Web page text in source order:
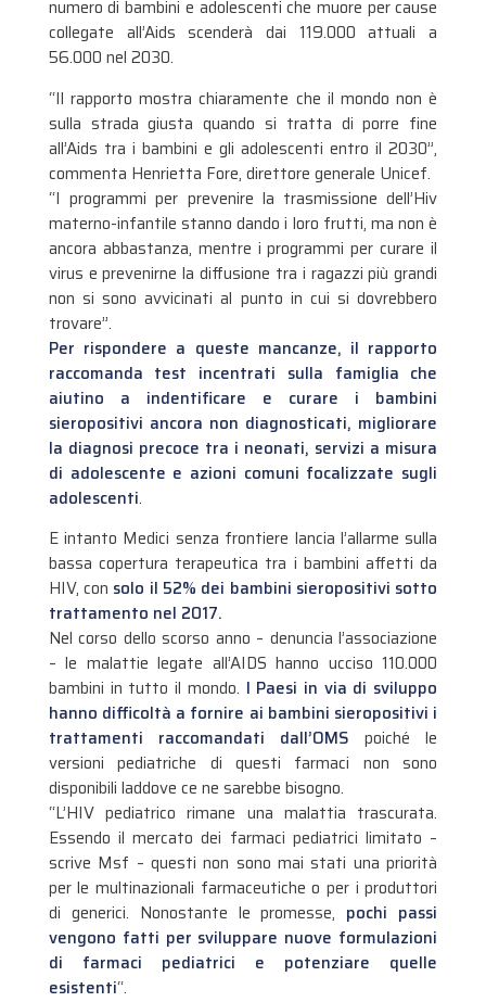
numero di bambini e adolescenti che muore per cause
collegate all’Aids scenderà dai 119.000 attuali a
56.000 nel 2030.
“Il rapporto mostra chiaramente che il mondo non è
sulla strada giusta quando si tratta di porre fine
all’Aids tra i bambini e gli adolescenti entro il 2030”,
commenta Henrietta Fore, direttore generale Unicef.
“I programmi per prevenire la trasmissione dell’Hiv
materno-infantile stanno dando i loro frutti, ma non è
ancora abbastanza, mentre i programmi per curare il
virus e prevenirne la diffusione tra i ragazzi più grandi
non si sono avvicinati al punto in cui si dovrebbero
trovare”.
Per rispondere a queste mancanze, il rapporto
raccomanda test incentrati sulla famiglia che
aiutino a indentificare e curare i bambini
sieropositivi ancora non diagnosticati, migliorare
la diagnosi precoce tra i neonati, servizi a misura
di adolescente e azioni comuni focalizzate sugli
adolescenti.
E intanto Medici senza frontiere lancia l’allarme sulla
bassa copertura terapeutica tra i bambini affetti da
HIV, con solo il 52% dei bambini sieropositivi sotto
trattamento nel 2017.
Nel corso dello scorso anno – denuncia l’associazione
– le malattie legate all’AIDS hanno ucciso 110.000
bambini in tutto il mondo. I Paesi in via di sviluppo
hanno difficoltà a fornire ai bambini sieropositivi i
trattamenti raccomandati dall’OMS poiché le
versioni pediatriche di questi farmaci non sono
disponibili laddove ce ne sarebbe bisogno.
“L’HIV pediatrico rimane una malattia trascurata.
Essendo il mercato dei farmaci pediatrici limitato –
scrive Msf – questi non sono mai stati una priorità
per le multinazionali farmaceutiche o per i produttori
di generici. Nonostante le promesse, pochi passi
vengono fatti per sviluppare nuove formulazioni
di farmaci pediatrici e potenziare quelle
esistenti“.